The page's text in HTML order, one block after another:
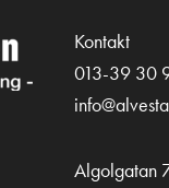
Kontakt
013-39 30
Algolgatan